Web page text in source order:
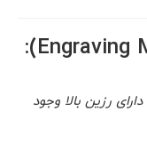
رزین بالا وجود